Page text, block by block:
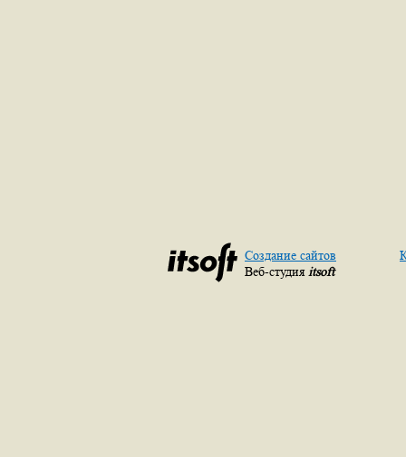
Создание сайтов
Веб-студия itsoft